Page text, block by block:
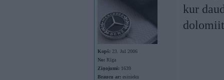
Kopš: 23. Jul 2006
No: Rīga
Ziņojumi: 1639
Braucu ar: esinieku
kur